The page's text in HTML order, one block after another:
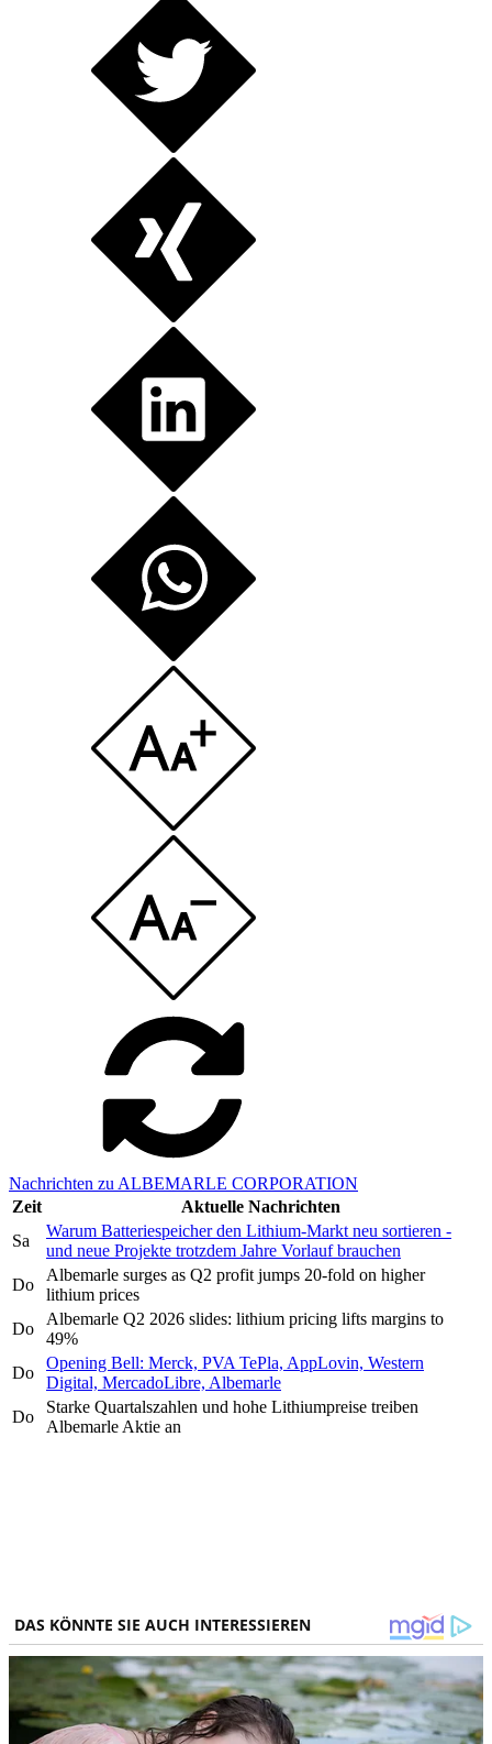
Nachrichten zu ALBEMARLE CORPORATION
Zeit
Aktuelle Nachrichten
Sa
Warum Batteriespeicher den Lithium-Markt neu sortieren -
und neue Projekte trotzdem Jahre Vorlauf brauchen
Do
Albemarle surges as Q2 profit jumps 20-fold on higher
lithium prices
Do
Albemarle Q2 2026 slides: lithium pricing lifts margins to
49%
Do
Opening Bell: Merck, PVA TePla, AppLovin, Western
Digital, MercadoLibre, Albemarle
Do
Starke Quartalszahlen und hohe Lithiumpreise treiben
Albemarle Aktie an